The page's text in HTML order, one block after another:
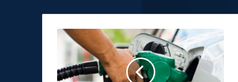
Recope
tramita
aumento
de